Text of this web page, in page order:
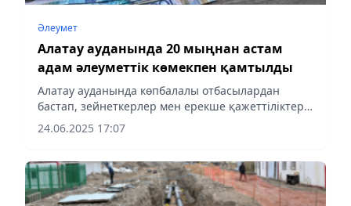
Әлеумет
Алатау ауданында 20 мыңнан астам
адам әлеуметтік көмекпен қамтылды
Алатау ауданында көпбалалы отбасылардан
бастап, зейнеткерлер мен ерекше қажеттіліктері
бар азаматтарға дейінгі түрлі санаттағы
тұрғындарды қамтитын кешенді әлеуметтік
24.06.2025 17:07